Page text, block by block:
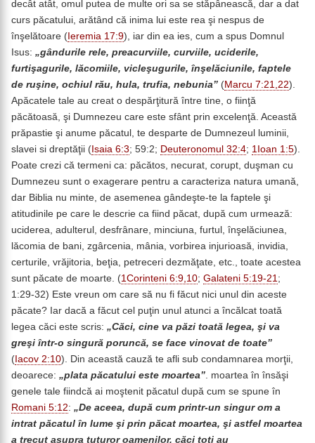
decât atât, omul putea de multe ori sa se stăpânească, dar a dat
curs păcatului, arătând că inima lui este rea şi nespus de
înşelătoare ( Ieremia 17:9), iar din ea ies, cum a spus Domnul
Isus: „gândurile rele, preacurviile, curviile, uciderile,
furtişagurile, lăcomiile, vicleşugurile, înşelăciunile, faptele
de ruşine, ochiul rău, hula, trufia, nebunia” (Marcu 7:21,22).
Apăcatele tale au creat o despărţitură între tine, o fiinţă
păcătoasă, şi Dumnezeu care este sfânt prin excelenţă. Această
prăpastie şi anume păcatul, te desparte de Dumnezeul luminii,
slavei si dreptăţii ( Isaia 6:3; 59:2; Deuteronomul 32:4; 1Ioan 1:5).
Poate crezi că termeni ca: păcătos, necurat, corupt, duşman cu
Dumnezeu sunt o exagerare pentru a caracteriza natura umană,
dar Biblia nu minte, de asemenea gândeşte-te la faptele şi
atitudinile pe care le descrie ca fiind păcat, după cum urmează:
uciderea, adulterul, desfrânare, minciuna, furtul, înşelăciunea,
lăcomia de bani, zgârcenia, mânia, vorbirea injurioasă, invidia,
certurile, vrăjitoria, beţia, petreceri dezmăţate, etc., toate acestea
sunt păcate de moarte. (1Corinteni 6:9,10; Galateni 5:19-21 ;
1:29-32) Este vreun om care să nu fi făcut nici unul din aceste
păcate? Iar dacă a făcut cel puţin unul atunci a încălcat toată
legea căci este scris: „Căci, cine va păzi toată legea, şi va
greşi într-o singură poruncă, se face vinovat de toate”
( Iacov 2:10). Din această cauză te afli sub condamnarea morţii,
deoarece: „plata păcatului este moartea” . moartea în însăşi
genele tale fiindcă ai moştenit păcatul după cum se spune în
Romani 5:12: „De aceea, după cum printr-un singur om a
intrat păcatul în lume şi prin păcat moartea, şi astfel moartea
a trecut asupra tuturor oamenilor, căci toţi au